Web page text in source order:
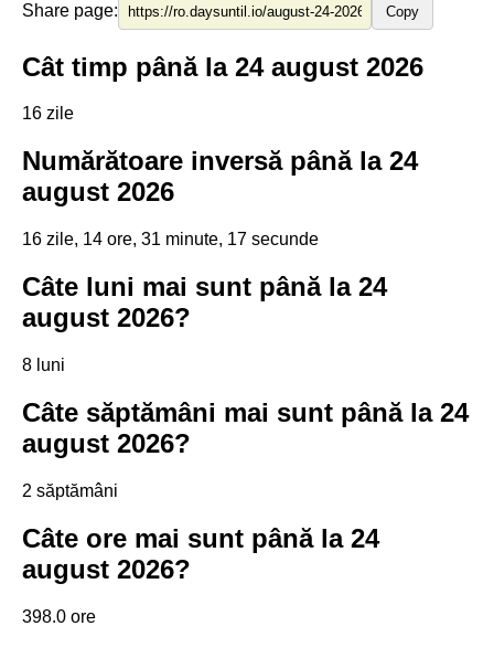
Share page: Copy
Cât timp până la 24 august 2026
16 zile
Numărătoare inversă până la 24
august 2026
16 zile, 14 ore, 31 minute, 17 secunde
Câte luni mai sunt până la 24
august 2026?
8 luni
Câte săptămâni mai sunt până la 24
august 2026?
2 săptămâni
Câte ore mai sunt până la 24
august 2026?
398.0 ore